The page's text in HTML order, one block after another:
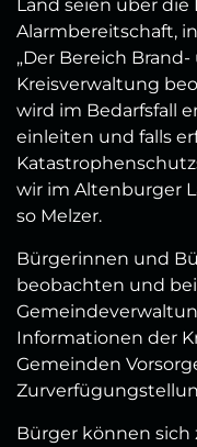
Land seien über
Alarmbereitschaft,
„Der Bereich
Kreisverwaltung
wird im Bedarfsfall
einleiten und falls
wir im Altenburger
so Melzer.
Bürgerinnen und
beobachten und
Informationen der
Gemeinden
Bürger können sich